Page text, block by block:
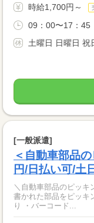
時給1,700円～
09：00〜17：45
土曜日 日曜日 祝
[一般派遣]
＜自動車部品
円/日払い可/土
＼自動車部品のピッキング、梱包
書かれた部品をピッキ
り ・バーコード...